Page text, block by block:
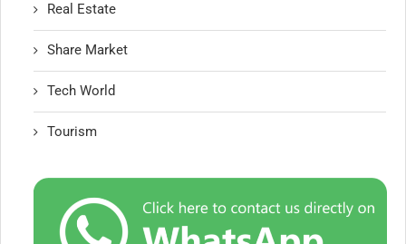
Real Estate
Share Market
Tech World
Tourism